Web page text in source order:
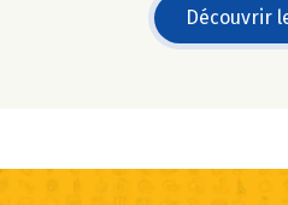
Découvrir